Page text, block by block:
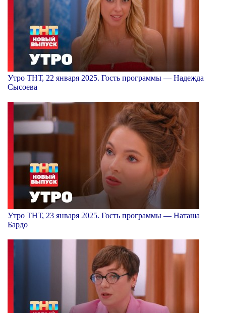
Утро ТНТ, 22 января 2025. Гость программы — Надежда
Сысоева
Утро ТНТ, 23 января 2025. Гость программы — Наташа
Бардо